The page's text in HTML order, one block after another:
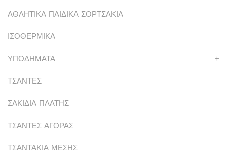
ΑΘΛΗΤΙΚΑ ΠΑΙΔΙΚΑ ΣΟΡΤΣΑΚΙΑ
ΙΣΟΘΕΡΜΙΚΑ
ΥΠΟΔΗΜΑΤΑ +
ΤΣΑΝΤΕΣ
ΣΑΚΙΔΙΑ ΠΛΑΤΗΣ
ΤΣΑΝΤΕΣ ΑΓΟΡΑΣ
ΤΣΑΝΤΑΚΙΑ ΜΕΣΗΣ